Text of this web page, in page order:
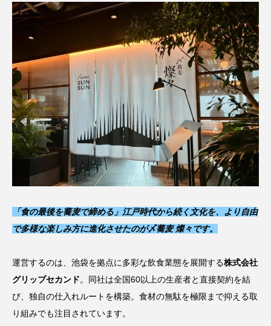
「食の最後を蕎麦で締める」江戸時代から続く文化を、より自由
で多様な楽しみ方に進化させたのが〆蕎麦 燦々です。
運営するのは、池袋を拠点に多彩な飲食業態を展開する株式会社
グリップセカンド。同社は全国60以上の生産者と直接契約を結
び、独自の仕入れルートを構築。食材の無駄を極限まで抑える取
り組みでも注目されています。